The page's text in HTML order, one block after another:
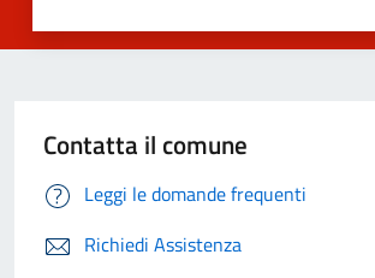
Contatta il comune
Leggi le domande frequenti
Richiedi Assistenza